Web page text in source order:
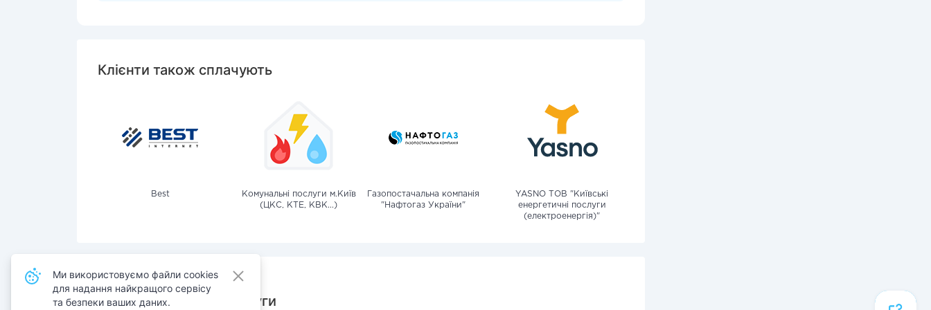
Клієнти також сплачують
Best
Комунальні послуги м.Київ
(ЦКС, КТЕ, КВК...)
Газопостачальна компанія
"Нафтогаз України"
YASNO ТОВ "Київські
енергетичні послуги
(електроенергія)"
Також сплачують послуги
Ми використовуємо файли cookies
для надання найкращого сервісу
та безпеки ваших даних.